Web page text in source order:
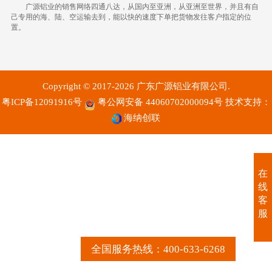
全国服务热线：400-633-6268
广源铝业的销售网络四通八达，从国内至亚洲，从亚洲至世界， 并且有自
己专用的海、陆、空运输去到，能以快的速度下单把货物发往客户指定的位
置。
Copyright © 2017-2026 广东广源铝业有限公司.
粤ICP备12091916号
粤公网安备 44060702000094号 技术支持：
海纳创联
在
线
客
服